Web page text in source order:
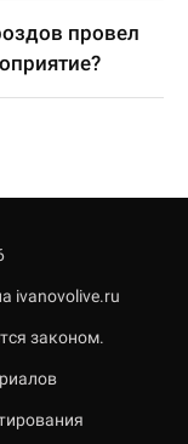
провел
ivanovolive.ru
законом.